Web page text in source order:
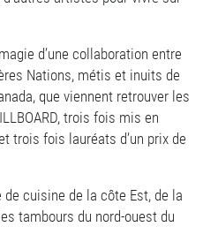
d’une collaboration entre
Nations, métis et inuits de
que viennent retrouver les
trois fois mis en
trois fois lauréats d’un prix de
cuisine de la côte Est, de la
tambours du nord-ouest du